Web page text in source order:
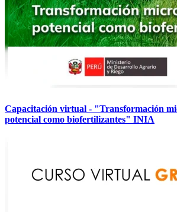
Capacitación virtual - "Transformación
potencial como biofertilizantes" INIA